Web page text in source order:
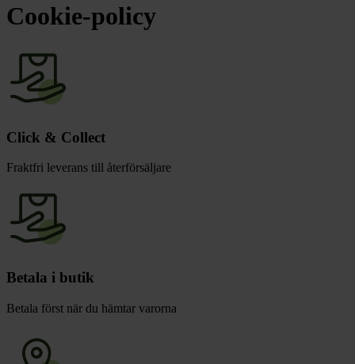
Cookie-policy
Click & Collect
Fraktfri leverans till återförsäljare
Betala i butik
Betala först när du hämtar varorna